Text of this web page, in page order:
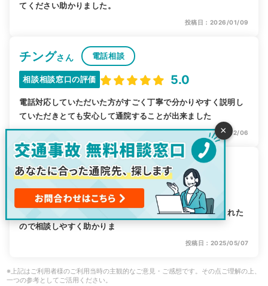
てください助かりました。
投稿日：2026/01/09
チングさん 電話相談
相談相談窓口の評価 5.0
電話対応していただいた方がすごく丁寧で分かりやすく説明し
ていただきとても安心して通院することが出来ました
投稿日：2025/12/06
お座敷さん 電話相談
相談相談窓口の評価 5.0
自分の都合に親身に寄り添って頂き、色々な提案もしてくれた
ので相談しやすく助かりま
投稿日：2025/05/07
※上記はご利用者様のご利用当時の主観的なご意見・ご感想です。その点ご理解の上、
一つの参考としてご活用ください。
×